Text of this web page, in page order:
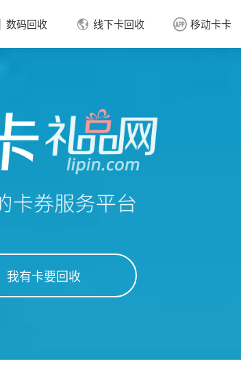
数码回收  线下卡回收  移动卡卡
我有卡要回收